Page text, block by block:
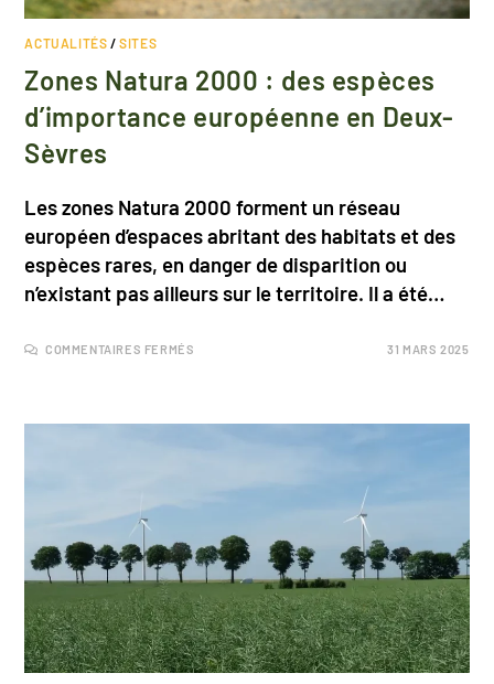
ACTUALITÉS /SITES
Zones Natura 2000 : des espèces
d’importance européenne en Deux-
Sèvres
Les zones Natura 2000 forment un réseau
européen d’espaces abritant des habitats et des
espèces rares, en danger de disparition ou
n’existant pas ailleurs sur le territoire. Il a été…
COMMENTAIRES FERMÉS 31 MARS 2025